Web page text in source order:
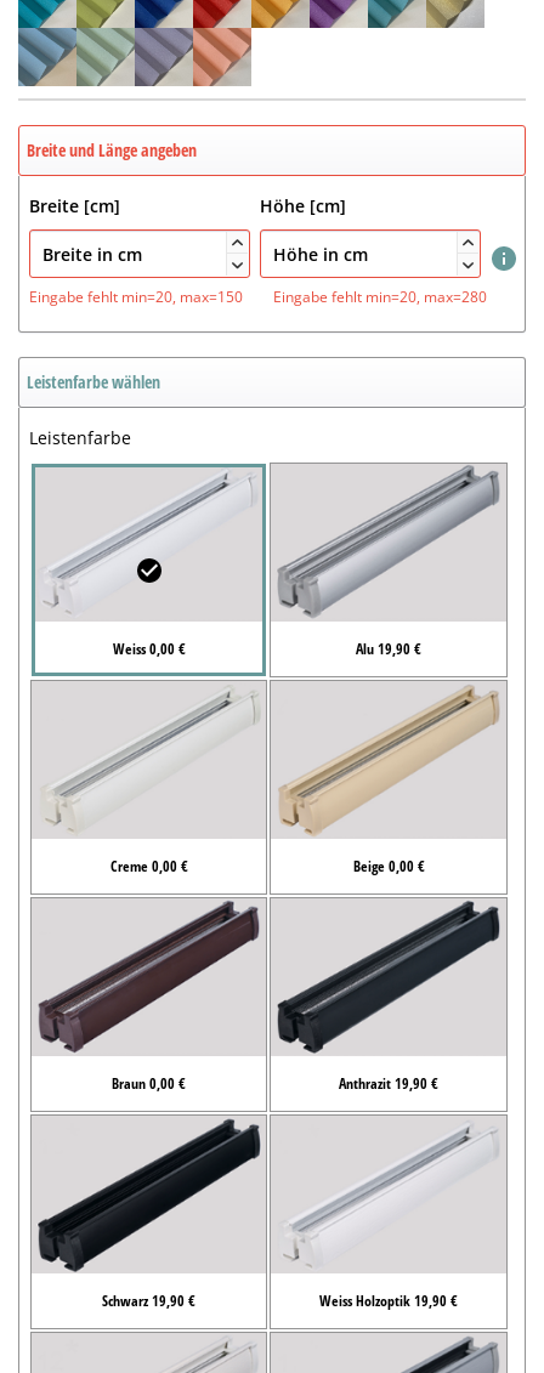
Breite und Länge angeben
Breite [cm]


Höhe [cm]


Eingabe fehlt min=20, max=150 Eingabe fehlt min=20, max=280
Leistenfarbe wählen
Leistenfarbe
Weiss 0,00 € Alu 19,90 €
Creme 0,00 € Beige 0,00 €
Braun 0,00 € Anthrazit 19,90 €
Schwarz 19,90 € Weiss Holzoptik 19,90 €